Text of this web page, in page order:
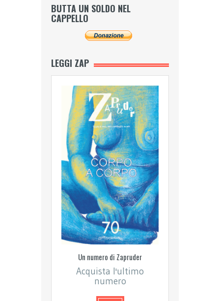
BUTTA UN SOLDO NEL
CAPPELLO
LEGGI ZAP
Un numero di Zapruder
Acquista l'ultimo
numero